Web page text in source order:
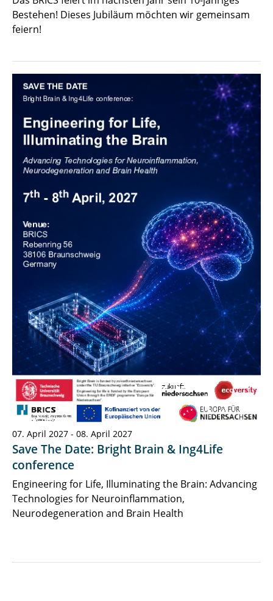
Bestehen! Dieses Jubiläum möchten wir gemeinsam
feiern!
07. April 2027 - 08. April 2027
Save The Date: Bright Brain & Ing4Life
conference
Engineering for Life, Illuminating the Brain: Advancing
Technologies for Neuroinflammation,
Neurodegeneration and Brain Health